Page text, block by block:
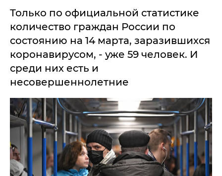
Только по официальной статистике
количество граждан России по
состоянию на 14 марта, заразившихся
коронавирусом, - уже 59 человек. И
среди них есть и
несовершеннолетние